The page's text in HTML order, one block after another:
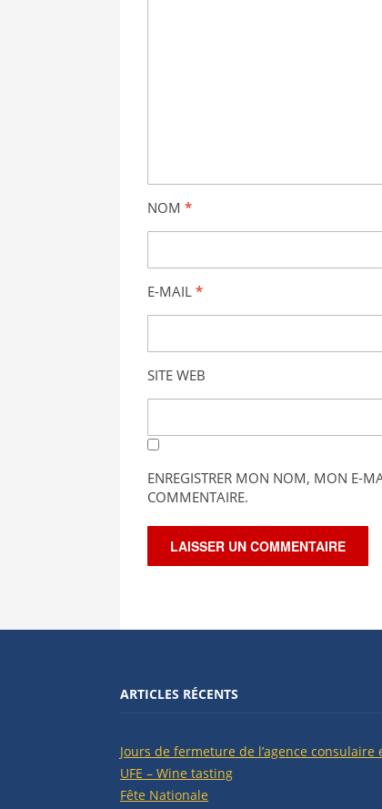
NOM *
E-MAIL *
SITE WEB
ENREGISTRER MON NOM, MON E-
COMMENTAIRE.
ARTICLES RÉCENTS
Jours de fermeture de l’agence consulaire
UFE – Wine tasting
Fête Nationale